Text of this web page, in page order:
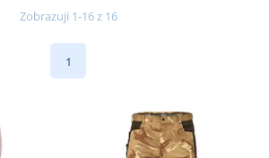
Zobrazuji 1-16 z 16
1